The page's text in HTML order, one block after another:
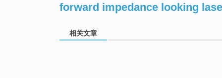
forward impedance looking
相关文章